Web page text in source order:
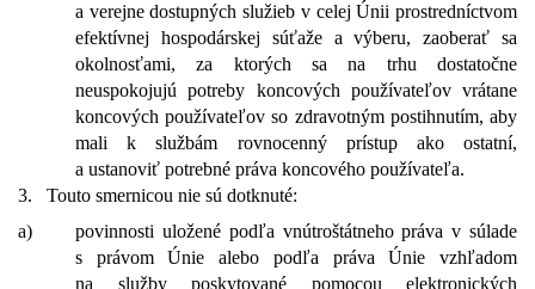
a verejne dostupných služieb v celej Únii prostredníctvom
efektívnej hospodárskej súťaže a výberu, zaoberať sa
okolnosťami, za ktorých sa na trhu dostatočne
neuspokojujú potreby koncových používateľov vrátane
koncových používateľov so zdravotným postihnutím, aby
mali k službám rovnocenný prístup ako ostatní,
a ustanoviť potrebné práva koncového používateľa.
3.
Touto smernicou nie sú dotknuté:
a)
povinnosti uložené podľa vnútroštátneho práva v súlade
s právom Únie alebo podľa práva Únie vzhľadom
na služby poskytované pomocou elektronických